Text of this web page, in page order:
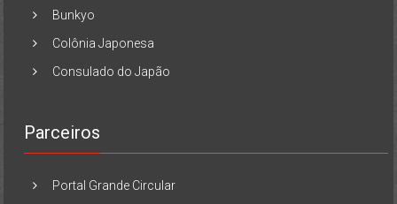
Bunkyo
Colônia Japonesa
Consulado do Japão
Parceiros
Portal Grande Circular